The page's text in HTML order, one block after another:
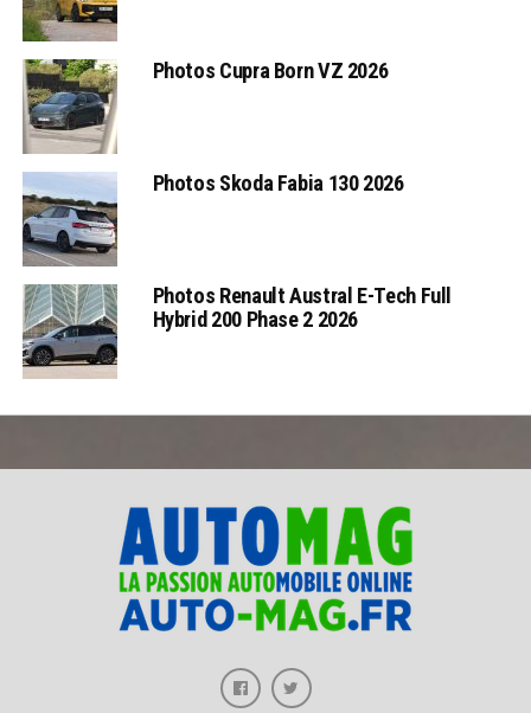
Photos Cupra Born VZ 2026
Photos Skoda Fabia 130 2026
Photos Renault Austral E-Tech Full
Hybrid 200 Phase 2 2026